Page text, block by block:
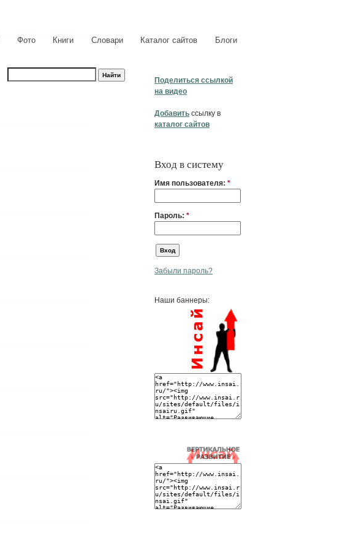
Фото Книги Словари Каталог сайтов Блоги
Поделиться ссылкой
на видео
Добавить ссылку в
каталог сайтов
Вход в систему
Имя пользователя: *
Пароль: *
Забыли пароль?
Наши баннеры: